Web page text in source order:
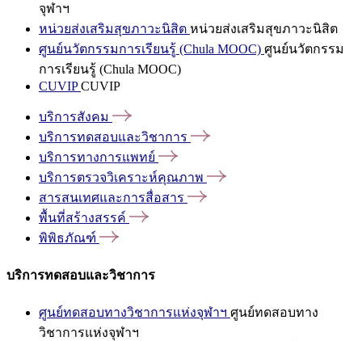
จุฬาฯ
หน่วยส่งเสริมสุขภาวะนิสิต หน่วยส่งเสริมสุขภาวะนิสิต
ศูนย์นวัตกรรมการเรียนรู้ (Chula MOOC) ศูนย์นวัตกรรม
การเรียนรู้ (Chula MOOC)
CUVIPCUVIP
บริการสังคม
บริการทดสอบและวิชาการ
บริการทางการแพทย์
บริการตรวจวิเคราะห์คุณภาพ
สารสนเทศและการสื่อสาร
พื้นที่สร้างสรรค์
พิพิธภัณฑ์
บริการทดสอบและวิชาการ
ศูนย์ทดสอบทางวิชาการแห่งจุฬาฯ ศูนย์ทดสอบทาง
วิชาการแห่งจุฬาฯ